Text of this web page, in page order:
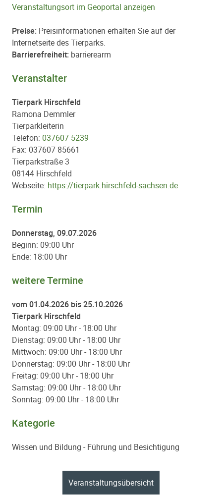
Veranstaltungsort im Geoportal anzeigen
Preise: Preisinformationen erhalten Sie auf der
Internetseite des Tierparks.
Barrierefreiheit: barrierearm
Veranstalter
Tierpark Hirschfeld
Ramona Demmler
Tierparkleiterin
Telefon: 037607 5239
Fax: 037607 85661
Tierparkstraße 3
08144 Hirschfeld
Webseite: https://tierpark.hirschfeld-sachsen.de
Termin
Donnerstag, 09.07.2026
Beginn: 09:00 Uhr
Ende: 18:00 Uhr
weitere Termine
vom 01.04.2026 bis 25.10.2026
Tierpark Hirschfeld
Montag: 09:00 Uhr - 18:00 Uhr
Dienstag: 09:00 Uhr - 18:00 Uhr
Mittwoch: 09:00 Uhr - 18:00 Uhr
Donnerstag: 09:00 Uhr - 18:00 Uhr
Freitag: 09:00 Uhr - 18:00 Uhr
Samstag: 09:00 Uhr - 18:00 Uhr
Sonntag: 09:00 Uhr - 18:00 Uhr
Kategorie
Wissen und Bildung - Führung und Besichtigung
Veranstaltungsübersicht